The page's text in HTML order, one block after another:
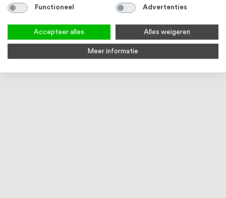
Functioneel Advertenties
Accepteer alles Alles weigeren
Meer informatie